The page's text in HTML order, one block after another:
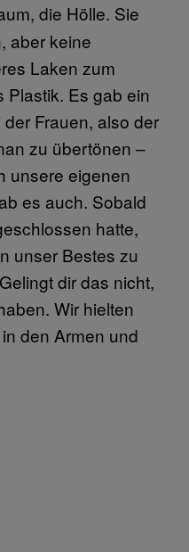
die Hölle. Sie
aber keine
Laken zum
Plastik. Es gab ein
Frauen, also der
zu übertönen –
unsere eigenen
es auch. Sobald
hatte,
unser Bestes zu
dir das nicht,
Wir hielten
den Armen und